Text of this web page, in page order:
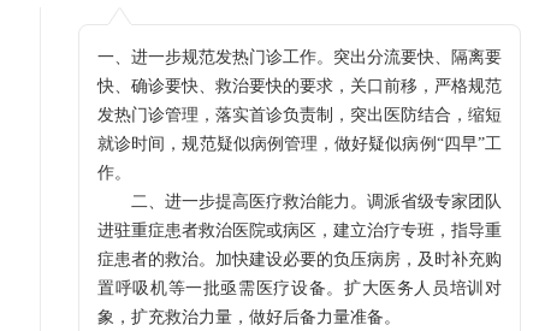
一、进一步规范发热门诊工作。突出分流要快、隔离要
快、确诊要快、救治要快的要求，关口前移，严格规范
发热门诊管理，落实首诊负责制，突出医防结合，缩短
就诊时间，规范疑似病例管理，做好疑似病例“四早”工
作。
二、进一步提高医疗救治能力。调派省级专家团队
进驻重症患者救治医院或病区，建立治疗专班，指导重
症患者的救治。加快建设必要的负压病房，及时补充购
置呼吸机等一批亟需医疗设备。扩大医务人员培训对
象，扩充救治力量，做好后备力量准备。